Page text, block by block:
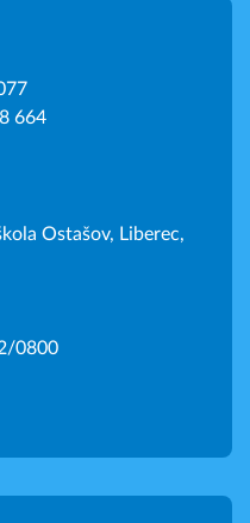
664
Ostašov, Liberec,
0800